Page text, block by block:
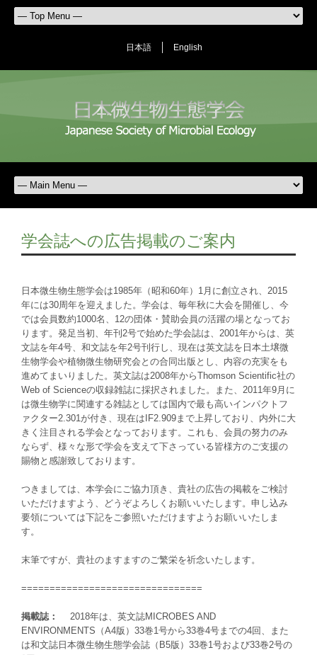
日本語 English
学会誌への広告掲載のご案内
日本微生物生態学会は1985年（昭和60年）1月に創立され、2015
年には30周年を迎えました。学会は、毎年秋に大会を開催し、今
では会員数約1000名、12の団体・賛助会員の活躍の場となってお
ります。発足当初、年刊2号で始めた学会誌は、2001年からは、英
文誌を年4号、和文誌を年2号刊行し、現在は英文誌を日本土壌微
生物学会や植物微生物研究会との合同出版とし、内容の充実をも
進めてまいりました。英文誌は2008年からThomson Scientific社の
Web of Scienceの収録雑誌に採択されました。また、2011年9月に
は微生物学に関連する雑誌としては国内で最も高いインパクトフ
ァクター2.301が付き、現在はIF2.909まで上昇しており、内外に大
きく注目される学会となっております。これも、会員の努力のみ
ならず、様々な形で学会を支えて下さっている皆様方のご支援の
賜物と感謝致しております。
つきましては、本学会にご協力頂き、貴社の広告の掲載をご検討
いただけますよう、どうぞよろしくお願いいたします。申し込み
要領については下記をご参照いただけますようお願いいたしま
す。
末筆ですが、貴社のますますのご繁栄を祈念いたします。
================================
掲載誌：
2018年は、英文誌MICROBES AND
ENVIRONMENTS（A4版）33巻1号から33巻4号までの4回、また
は和文誌日本微生物生態学会誌（B5版）33巻1号および33巻2号の